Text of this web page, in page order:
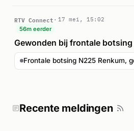
RTV Connect
17 mei, 15:02
56m eerder
Gewonden bij frontale botsing
Frontale botsing N225 Renkum,
Recente meldingen